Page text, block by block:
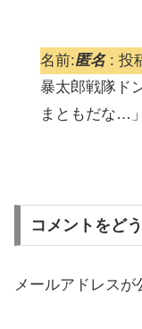
名前:匿名: 投
暴太郎戦隊ド
まともだな…
コメントをど
メールアドレスが